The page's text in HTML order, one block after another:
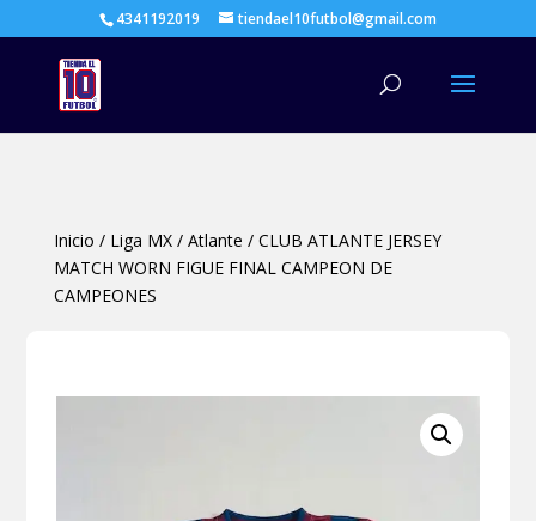
4341192019 tiendael10futbol@gmail.com
Inicio / Liga MX/ Atlante / CLUB ATLANTE JERSEY
MATCH WORN FIGUE FINAL CAMPEON DE
CAMPEONES